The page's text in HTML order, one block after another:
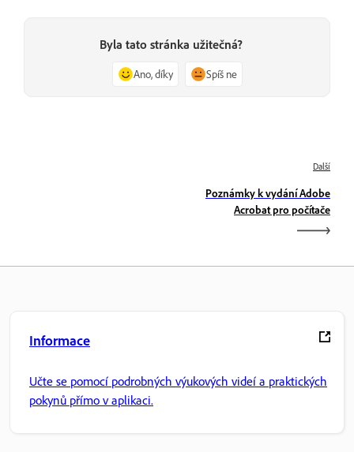
Byla tato stránka užitečná?
Ano, díky Spíš ne
Další
Poznámky k vydání Adobe
Acrobat pro počítače
Informace
Učte se pomocí podrobných výukových videí a praktických
pokynů přímo v aplikaci.